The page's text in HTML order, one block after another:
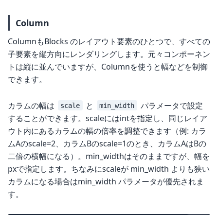
Column
ColumnもBlocks のレイアウト要素のひとつで、すべての
子要素を縦方向にレンダリングします。元々コンポーネン
トは縦に並んでいますが、Columnを使うと幅などを制御
できます。
カラムの幅は scale と min_width
パラメータで設定
することができます。scaleにはintを指定し、同じレイア
ウト内にあるカラムの幅の倍率を調整できます（例: カラ
ムAのscale=2、カラムBのscale=1のとき、カラムAはBの
二倍の横幅になる）。min_widthはそのままですが、幅を
pxで指定します。ちなみにscaleが min_width よりも狭い
カラムになる場合はmin_width パラメータが優先されま
す。